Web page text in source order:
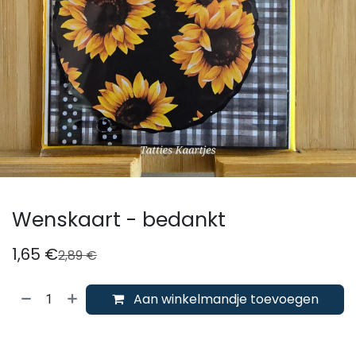
Wenskaart - bedankt
1,65 €2,89€
Aan winkelmandje toevoegen